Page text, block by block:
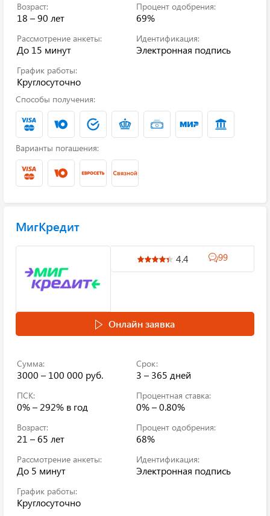
Возраст:
18 – 90 лет
Процент одобрения:
69%
Рассмотрение анкеты:
До 15 минут
Идентификация:
Электронная подпись
График работы:
Круглосуточно
Способы получения:
Варианты погашения:
МигКредит
4.4 99
Онлайн заявка
Сумма:
3000 – 100 000 руб.
Срок:
3 – 365 дней
ПСК:
0% – 292% в год
Процентная ставка:
0% – 0.80%
Возраст:
21 – 65 лет
Процент одобрения:
68%
Рассмотрение анкеты:
До 5 минут
Идентификация:
Электронная подпись
График работы:
Круглосуточно